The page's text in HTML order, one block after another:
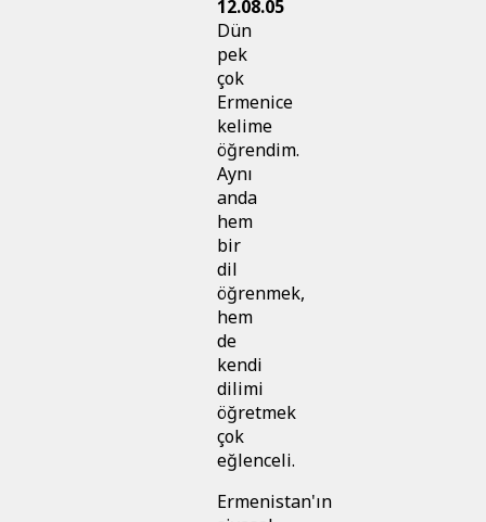
12.08.05
Dün
pek
çok
Ermenice
kelime
öğrendim.
Aynı
anda
hem
bir
dil
öğrenmek,
hem
de
kendi
dilimi
öğretmek
çok
eğlenceli.
Ermenistan'ın